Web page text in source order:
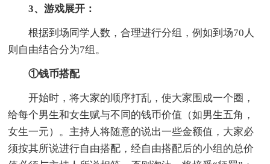
3、游戏展开：
根据到场同学人数，合理进行分组，例如到场70人
则自由结合分为7组。
①钱币搭配
开始时，将大家的顺序打乱，使大家围成一个圈，
给每个男生和女生赋与不同的钱币价值（如男生五角，
女生一元）。主持人将随意的说出一些金额值，大家必
须按其所说进行自由搭配，经自由搭配后的小组的总价